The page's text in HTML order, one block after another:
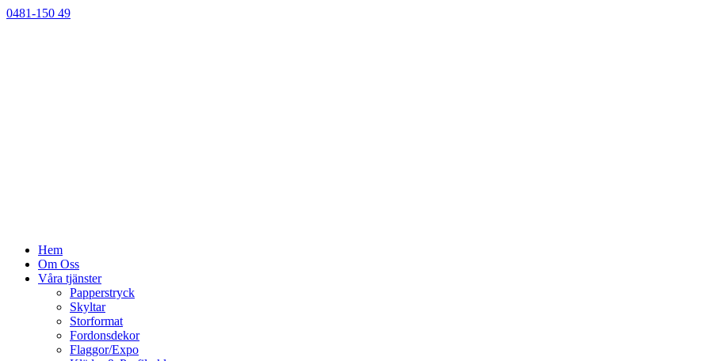
0481-150 49
Hem
Om Oss
Våra tjänster
Papperstryck
Skyltar
Storformat
Fordonsdekor
Flaggor/Expo